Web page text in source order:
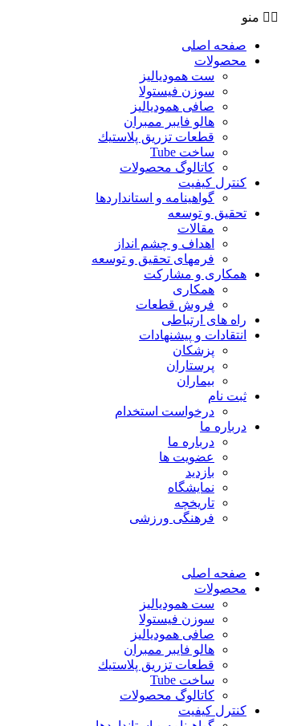
منو
صفحه اصلی
محصولات
ست همودیالیز
سوزن فیستولا
صافی همودیالیز
هالو فایبر ممبران
قطعات تزريق پلاستيك
ساخت Tube
کاتالوگ محصولات
کنترل کیفیت
گواهينامه و استانداردها
تحقيق و توسعه
مقالات
اهداف و چشم انداز
فرمهای تحقیق و توسعه
همکاری و مشارکت
همکاری
فروش قطعات
راه های ارتباطی
انتقادات و پيشنهادات
پزشكان
پرستاران
بيماران
ثبت نام
درخواست استخدام
درباره ما
درباره ما
عضویت ها
بازدید
نمایشگاه
تاريخچه
فرهنگی ورزشی
صفحه اصلی
محصولات
ست همودیالیز
سوزن فیستولا
صافی همودیالیز
هالو فایبر ممبران
قطعات تزريق پلاستيك
ساخت Tube
کاتالوگ محصولات
کنترل کیفیت